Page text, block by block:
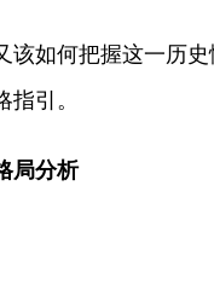
该如何把握这一历
引。
局分析